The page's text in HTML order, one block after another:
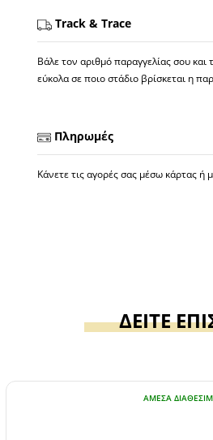
Track & Trace
Βάλε τον αριθμό παραγγελίας σου και
εύκολα σε ποιο στάδιο βρίσκεται η
Πληρωμές
Κάνετε τις αγορές σας μέσω κάρτας ή
ΔΕΙΤΕ
ΆΜΕΣΑ